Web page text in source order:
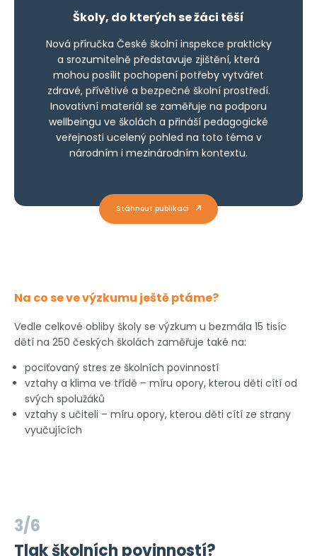
Školy, do kterých se žáci těší
Nová příručka České školní inspekce prakticky
a srozumitelně představuje zjištění, která
mohou posílit pochopení potřeby vytvářet
zdravé, přívětivé a bezpečné školní prostředí.
Inovativní materiál se zaměřuje na podporu
wellbeingu ve školách a přináší pedagogické
veřejnosti ucelený pohled na toto téma v
národním i mezinárodním kontextu.
Stáhnout publikaci
Na co se ve výzkumu ještě ptáme?
Vedle celkové obliby školy se výzkum u bezmála 15 tisíc
dětí na 250 českých školách zaměřuje také na:
pociťovaný stres ze školních povinností
vztahy a klima ve třídě – míru opory, kterou děti cítí od
svých spolužáků
vztahy s učiteli – míru opory, kterou děti cítí ze strany
vyučujících
3/6
Tlak školních povinností?